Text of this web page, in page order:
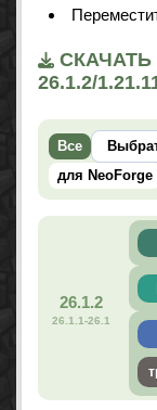
СКАЧАТЬ
26.1.2/
Все
для NeoForge
26.1.2
26.1.1-26.1